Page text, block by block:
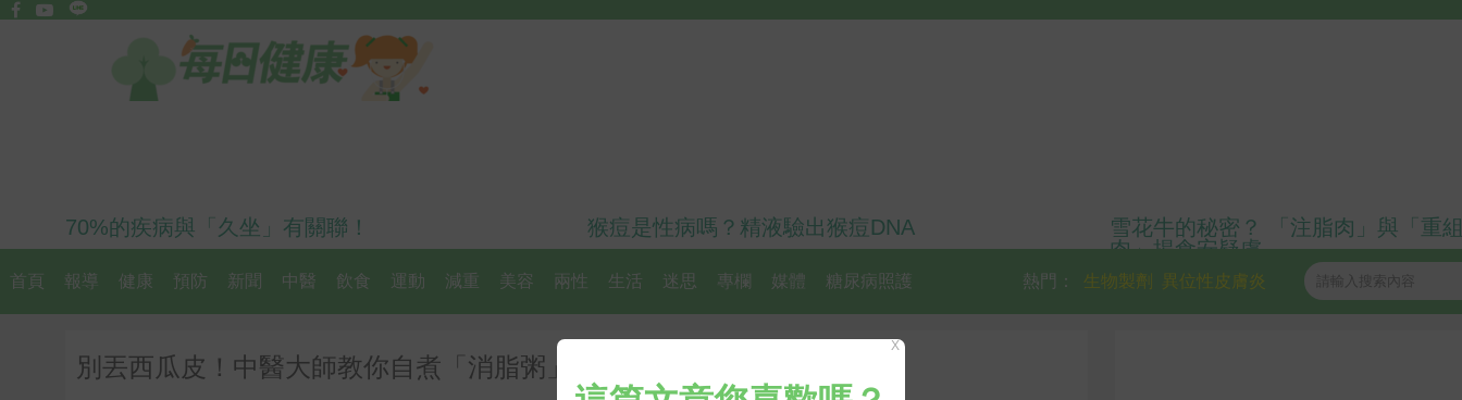
70%的疾病與「久坐」有關聯！ 猴痘是性病嗎？精液驗出猴痘DNA
雪花牛的秘密？ 「注脂肉」與「重
肉」揭食安疑慮
首頁 報導 健康 預防 新聞 中醫 飲食 運動 減重 美容 兩性 生活 迷思 專欄 媒體 糖尿病照護 異位性皮膚炎
生物製劑
熱門：
別丟西瓜皮！中醫大師教你自煮「消脂粥」剷除一身肥肉
X